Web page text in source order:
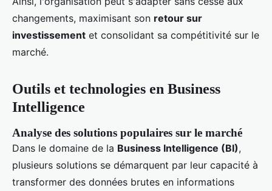
changements, maximisant son retour sur
investissement et consolidant sa compétitivité sur le
marché.
Outils et technologies en Business
Intelligence
Analyse des solutions populaires sur le marché
Dans le domaine de la Business Intelligence (BI),
plusieurs solutions se démarquent par leur capacité à
transformer des données brutes en informations